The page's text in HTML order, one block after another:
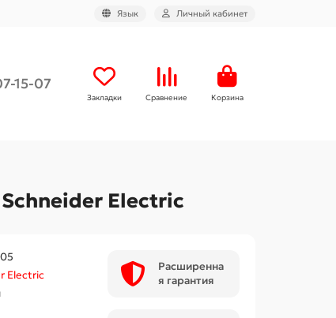
Язык Личный кабинет
15-07
Закладки Сравнение Корзина
Electric
Electric
Расширенна
я гарантия